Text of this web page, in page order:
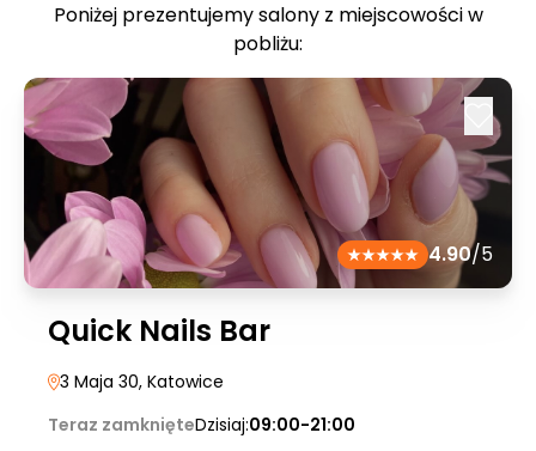
Poniżej prezentujemy salony z miejscowości w
pobliżu:
4.90/5
Quick Nails Bar
3 Maja 30, Katowice
Teraz zamknięteDzisiaj:09:00-21:00